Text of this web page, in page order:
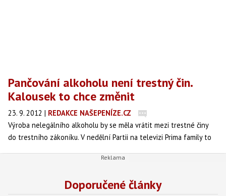
Pančování alkoholu není trestný čin.
Kalousek to chce změnit
23. 9. 2012 | REDAKCE NAŠEPENÍZE.CZ
Výroba nelegálního alkoholu by se měla vrátit mezi trestné činy
do trestního zákoníku. V nedělní Partii na televizi Prima family to
současné praxe nemůže Celní správa ČR používat při odhalování
Doporučené články